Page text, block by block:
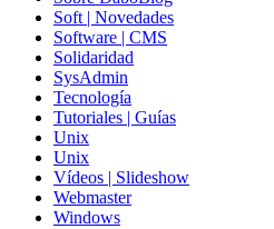
Soft | Novedades
Software | CMS
Solidaridad
SysAdmin
Tecnología
Tutoriales | Guías
Unix
Unix
Vídeos | Slideshow
Webmaster
Windows